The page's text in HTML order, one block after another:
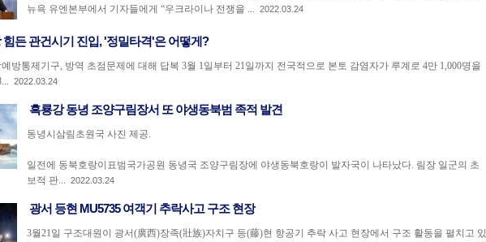
뉴욕 유엔본부에서 기자들에게 “우크라이나 전쟁을 ... 2022.03.24
힘든 관건시기 진입, '정밀타격'은 어떻게?
방통제기구, 방역 초점문제에 대해 답복 3월 1일부터 21일까지 전국적으로 본토 감염자가 루계로 4만 1,000명을
2022.03.24
흑룡강 동녕 조양구림장서 또 야생동북범 족적 발견
동녕시삼림초원국 사진 제공.
일전에 동북호랑이표범국가공원 동녕국 조양구림장에 야생동북호랑이 발자국이 나타났다. 림장 일군의 초
보적 판... 2022.03.24
광서 등현 MU5735 여객기 추락사고 구조 현장
3월21일 구조대원이 광서(廣西)장족(壯族)자치구 등(藤)현 항공기 추락 사고 현장에서 구조 활동을 펼치고 있